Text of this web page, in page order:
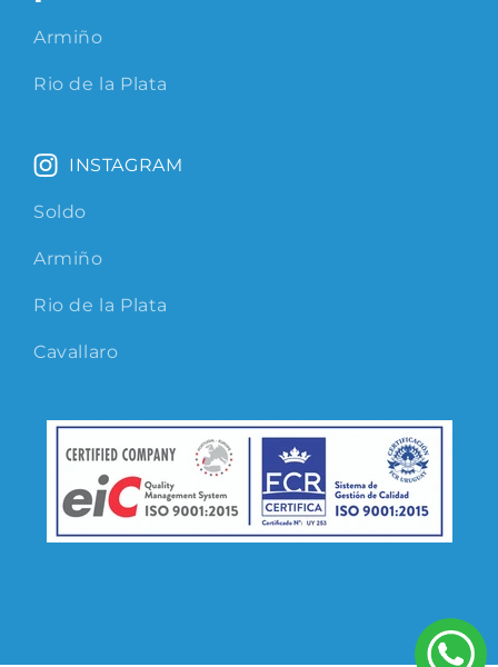
Armiño
Rio de la Plata
INSTAGRAM
Soldo
Armiño
Rio de la Plata
Cavallaro